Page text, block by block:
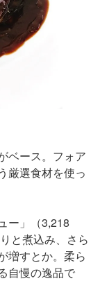
ベース。フォア
厳選食材を使っ
ー」（3,218
と煮込み、さら
増すとか。柔ら
自慢の逸品で